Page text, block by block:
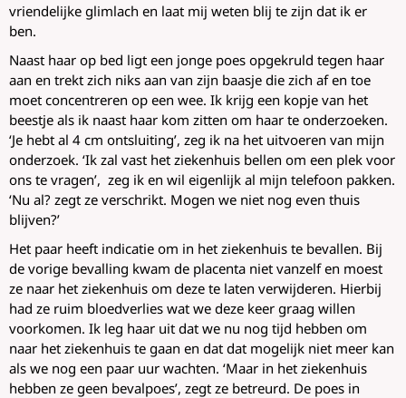
vriendelijke glimlach en laat mij weten blij te zijn dat ik er
ben.
Naast haar op bed ligt een jonge poes opgekruld tegen haar
aan en trekt zich niks aan van zijn baasje die zich af en toe
moet concentreren op een wee. Ik krijg een kopje van het
beestje als ik naast haar kom zitten om haar te onderzoeken.
‘Je hebt al 4 cm ontsluiting’, zeg ik na het uitvoeren van mijn
onderzoek. ‘Ik zal vast het ziekenhuis bellen om een plek voor
ons te vragen’, zeg ik en wil eigenlijk al mijn telefoon pakken.
‘Nu al? zegt ze verschrikt. Mogen we niet nog even thuis
blijven?’
Het paar heeft indicatie om in het ziekenhuis te bevallen. Bij
de vorige bevalling kwam de placenta niet vanzelf en moest
ze naar het ziekenhuis om deze te laten verwijderen. Hierbij
had ze ruim bloedverlies wat we deze keer graag willen
voorkomen. Ik leg haar uit dat we nu nog tijd hebben om
naar het ziekenhuis te gaan en dat dat mogelijk niet meer kan
als we nog een paar uur wachten. ‘Maar in het ziekenhuis
hebben ze geen bevalpoes’, zegt ze betreurd. De poes in